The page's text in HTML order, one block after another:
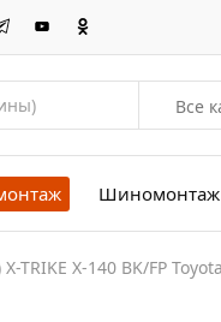
Все
Шиномонтаж
TRIKE X-140 BK/FP